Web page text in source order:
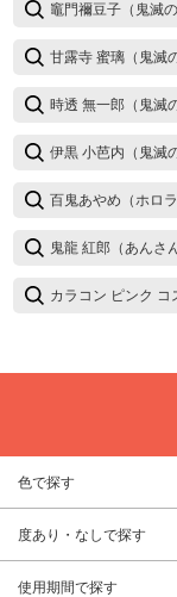
竈門禰豆子（鬼滅
甘露寺 蜜璃（鬼滅
時透 無一郎（鬼滅
伊黒 小芭内（鬼滅
百鬼あやめ（ホロ
鬼龍 紅郎（あんさ
カラコン ピンク コ
色で探す
度あり・なしで探す
使用期間で探す